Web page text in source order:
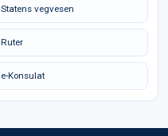
Statens vegvesen
Ruter
e-Konsulat